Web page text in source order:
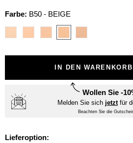
Farbe: B50 - BEIGE
IN DEN WARENKORB
Wollen Sie -
Melden Sie sich jetztfür
Beachten Sie die
Lieferoption: